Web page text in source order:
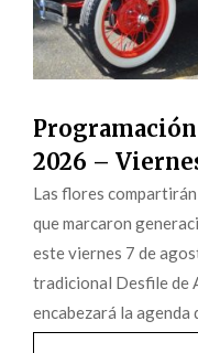
2026 –
Las flores
que marcaron
este viernes 7 de
tradicional Desfile de
encabezará la agenda